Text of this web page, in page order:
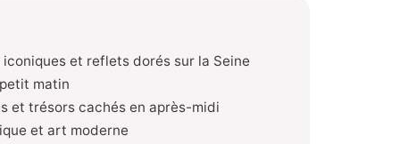
et reflets dorés sur la Seine
matin
et trésors cachés en après-midi
et art moderne